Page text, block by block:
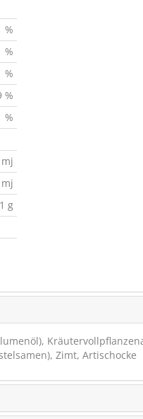
%
%
%
%
%
1 g
Zimt, Artischocke